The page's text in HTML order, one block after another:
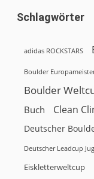
Schlagwörter
adidas ROCKSTARS
Boulder
Boulder
Buch Clean
Deutscher
Deutscher Leadcup
Eiskletterweltcup